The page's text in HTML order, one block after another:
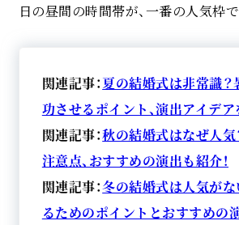
日の昼間の時間帯が、一番の人気枠で
関連記事：夏の結婚式は非常識？
功させるポイント、演出アイデア
関連記事：秋の結婚式はなぜ人気
注意点、おすすめの演出も紹介！
関連記事：冬の結婚式は人気がな
るためのポイントとおすすめの